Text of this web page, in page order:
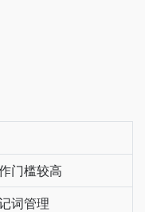
门槛较高
词管理